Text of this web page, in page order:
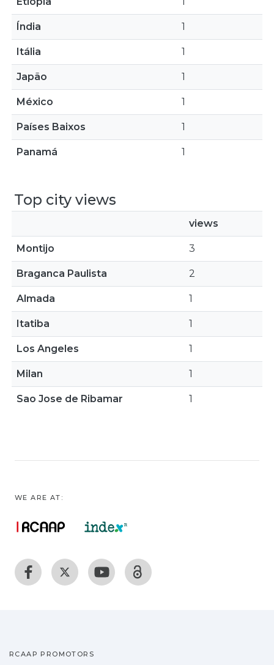
Índia 1
Itália 1
Japão 1
México 1
Países Baixos 1
Panamá 1
Top city views
views
Montijo 3
Braganca Paulista 2
Almada 1
Itatiba 1
Los Angeles 1
Milan 1
Sao Jose de Ribamar 1
WE ARE AT:
RCAAP PROMOTORS